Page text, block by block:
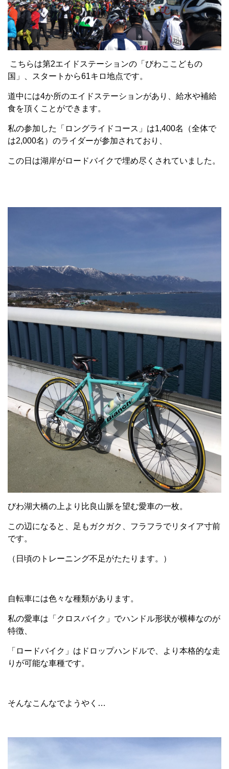
こちらは第2エイドステーションの「びわここどもの
国」、スタートから61キロ地点です。
道中には4か所のエイドステーションがあり、給水や補給
食を頂くことができます。
私の参加した「ロングライドコース」は1,400名（全体で
は2,000名）のライダーが参加されており、
この日は湖岸がロードバイクで埋め尽くされていました。
びわ湖大橋の上より比良山脈を望む愛車の一枚。
この辺になると、足もガクガク、フラフラでリタイア寸前
です。
（日頃のトレーニング不足がたたります。）
自転車には色々な種類があります。
私の愛車は「クロスバイク」でハンドル形状が横棒なのが
特徴、
「ロードバイク」はドロップハンドルで、より本格的な走
りが可能な車種です。
そんなこんなでようやく…